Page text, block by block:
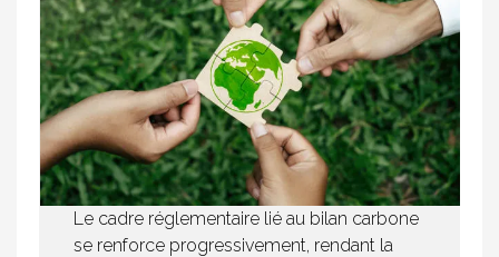
Le cadre réglementaire lié au bilan carbone
se renforce progressivement, rendant la